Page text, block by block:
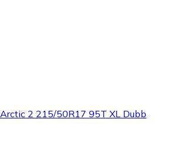
2 215/50R17 95T XL Dubb